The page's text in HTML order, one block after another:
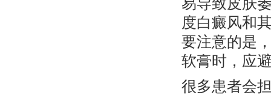
易导致皮肤
度白癜风和
要注意的是
软膏时，应
很多患者会